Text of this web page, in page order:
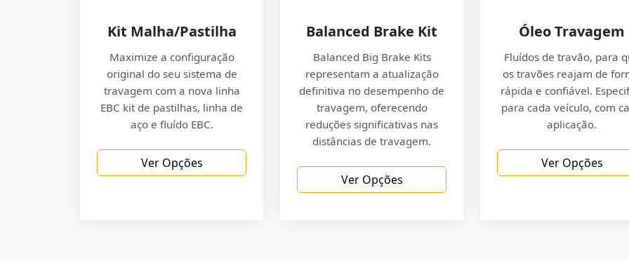
Kit Malha/Pastilha
Maximize a configuração
original do seu sistema de
travagem com a nova linha
EBC kit de pastilhas, linha de
aço e fluído EBC.
Ver Opções
Balanced Brake Kit
Balanced Big Brake Kits
representam a atualização
definitiva no desempenho de
travagem, oferecendo
reduções significativas nas
distâncias de travagem.
Ver Opções
Óleo Travagem
Fluídos de travão, para
os travões reajam de
rápida e confiável.
para cada veículo, com
aplicação.
Ver Opções